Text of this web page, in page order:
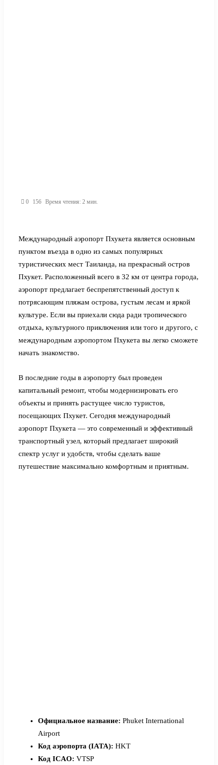
0 156 Время чтения: 2 мин.
Международный аэропорт Пхукета является основным
пунктом въезда в одно из самых популярных
туристических мест Таиланда, на прекрасный остров
Пхукет. Расположенный всего в 32 км от центра города,
аэропорт предлагает беспрепятственный доступ к
потрясающим пляжам острова, густым лесам и яркой
культуре. Если вы приехали сюда ради тропического
отдыха, культурного приключения или того и другого, с
международным аэропортом Пхукета вы легко сможете
начать знакомство.
В последние годы в аэропорту был проведен
капитальный ремонт, чтобы модернизировать его
объекты и принять растущее число туристов,
посещающих Пхукет. Сегодня международный
аэропорт Пхукета — это современный и эффективный
транспортный узел, который предлагает широкий
спектр услуг и удобств, чтобы сделать ваше
путешествие максимально комфортным и приятным.
Официальное название: Phuket International
Airport
Код аэропорта (IATA): HKT
Код ICAO: VTSP